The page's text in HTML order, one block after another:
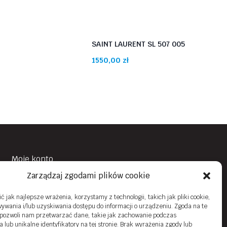
Zarządzaj zgodami plików cookie
jak najlepsze wrażenia, korzystamy z technologii, takich jak pliki cookie,
i/lub uzyskiwania dostępu do informacji o urządzeniu. Zgoda na te
nam przetwarzać dane, takie jak zachowanie podczas
lub unikalne identyfikatory na tej stronie. Brak wyrażenia zgody lub
SAINT LAURENT SL 507 005
1550,00 zł
Moje konto
Obowiązek Informacyjny
Polityka prywatności
Zwroty i reklamacje